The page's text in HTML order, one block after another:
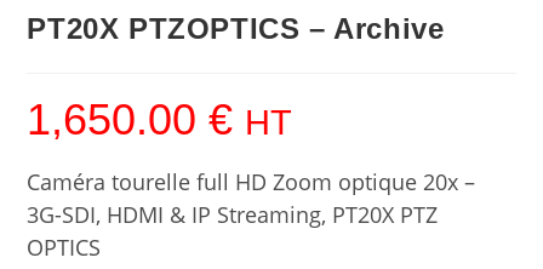
PT20X PTZOPTICS – Archive
1,650.00€ HT
Caméra tourelle full HD Zoom optique 20x –
3G-SDI, HDMI & IP Streaming, PT20X PTZ
OPTICS